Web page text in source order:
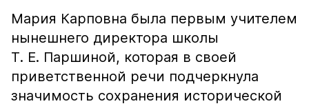
Мария Карповна была первым учителем
нынешнего директора школы
Т. Е. Паршиной, которая в своей
приветственной речи подчеркнула
значимость сохранения исторической